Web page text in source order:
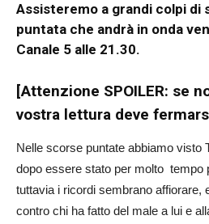
Assisteremo a grandi colpi di
puntata che andrà in onda
Canale 5 alle 21.30.
[Attenzione SPOILER: se
vostra lettura deve
Nelle scorse puntate abbiamo visto
dopo essere stato per molto tempo
tuttavia i ricordi sembrano affiorare,
contro chi ha fatto del male a lui e